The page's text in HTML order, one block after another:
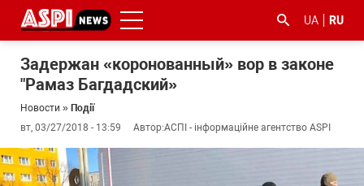
UA RU
Задержан «коронованный» вор в законе
"Рамаз Багдадский»
Новости » Події
вт, 03/27/2018 - 13:59
Автор:АСПІ - інформаційне агентство ASPI